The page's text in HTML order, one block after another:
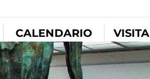
CALENDARIO VISITA